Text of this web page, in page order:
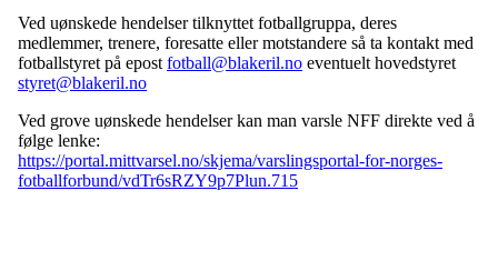
Ved uønskede hendelser tilknyttet fotballgruppa, deres
medlemmer, trenere, foresatte eller motstandere så ta kontakt med
fotballstyret på epost fotball@blakeril.no eventuelt hovedstyret
styret@blakeril.no
Ved grove uønskede hendelser kan man varsle NFF direkte ved å
følge lenke:
https://portal.mittvarsel.no/skjema/varslingsportal-for-norges-
fotballforbund/vdTr6sRZY9p7Plun.715